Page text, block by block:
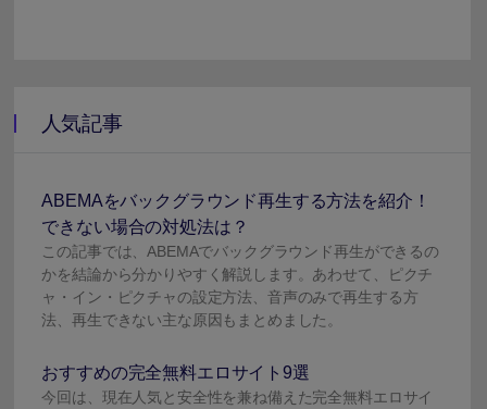
人気記事
ABEMAをバックグラウンド再生する方法を紹介！
できない場合の対処法は？
この記事では、ABEMAでバックグラウンド再生ができるの
かを結論から分かりやすく解説します。あわせて、ピクチ
ャ・イン・ピクチャの設定方法、音声のみで再生する方
法、再生できない主な原因もまとめました。
おすすめの完全無料エロサイト9選
今回は、現在人気と安全性を兼ね備えた完全無料エロサイ